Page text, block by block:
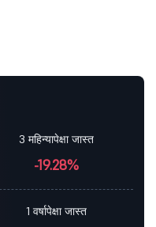
3 महिन्यापेक्षा जास्त
-19.28%
1 वर्षापेक्षा जास्त